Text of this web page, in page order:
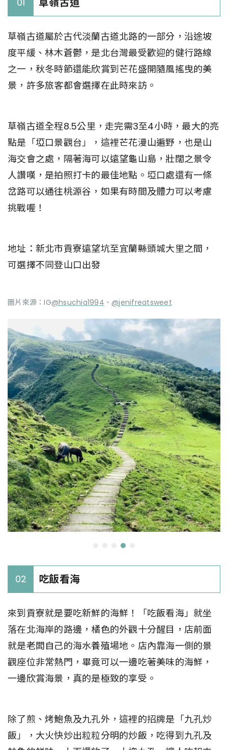
草嶺古道屬於古代淡蘭古道北路的一部分，沿途坡
度平緩、林木蒼鬱，是北台灣最受歡迎的健行路線
之一，秋冬時節還能欣賞到芒花盛開隨風搖曳的美
景，許多旅客都會選擇在此時來訪。
草嶺古道全程8.5公里，走完需3至4小時，最大的亮
點是「埡口景觀台」，這裡芒花漫山遍野，也是山
海交會之處，隔著海可以遠望龜山島，壯闊之景令
人讚嘆，是拍照打卡的最佳地點。埡口處還有一條
岔路可以通往桃源谷，如果有時間及體力可以考慮
挑戰喔！
地址：新北市貢寮遠望坑至宜蘭縣頭城大里之間，
可選擇不同登山口出發
圖片來源：IG@hsuchia1994 、 @jenifreatsweet
02 吃飯看海
來到貢寮就是要吃新鮮的海鮮！「吃飯看海」就坐
落在北海岸的路邊，橘色的外觀十分醒目，店前面
就是老闆自己的海水養殖場地。店內靠海一側的景
觀座位非常熱門，畢竟可以一邊吃著美味的海鮮，
一邊欣賞海景，真的是極致的享受。
除了煎、烤鮑魚及九孔外，這裡的招牌是「九孔炒
飯」，大火快炒出粒粒分明的炒飯，吃得到九孔及